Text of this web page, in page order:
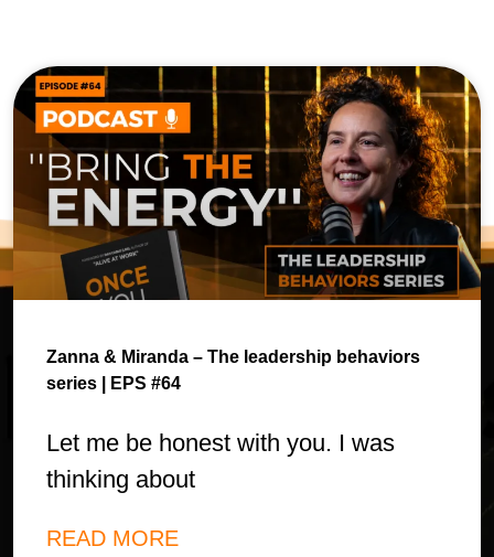
Zanna & Miranda – The leadership behaviors
series | EPS #64
Let me be honest with you. I was
thinking about
READ MORE